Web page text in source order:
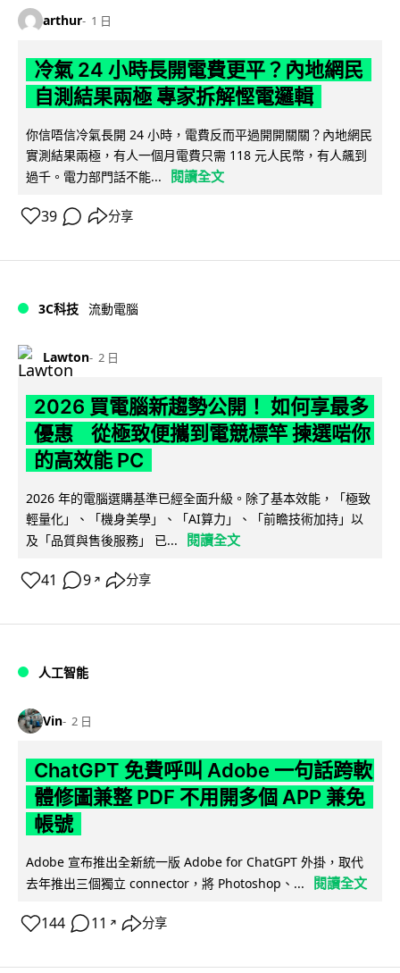
arthur 1 日
冷氣 24 小時長開電費更平？內地網民
自測結果兩極 專家拆解慳電邏輯
你信唔信冷氣長開 24 小時，電費反而平過開開關關？內地網民
實測結果兩極，有人一個月電費只需 118 元人民幣，有人飆到
過千。電力部門話不能...
閱讀全文
39 分享
3C科技 流動電腦
Lawton 2 日
2026 買電腦新趨勢公開！ 如何享最多
優惠 從極致便攜到電競標竿 揀選啱你
的高效能 PC
2026 年的電腦選購基準已經全面升級。除了基本效能，「極致
輕量化」、「機身美學」、「AI算力」、「前瞻技術加持」以
及「品質與售後服務」 已...
閱讀全文
41 9 ↗ 分享
人工智能
Vin 2 日
ChatGPT 免費呼叫 Adobe 一句話跨軟
體修圖兼整 PDF 不用開多個 APP 兼免
帳號
Adobe 宣布推出全新統一版 Adobe for ChatGPT 外掛，取代
去年推出三個獨立 connector，將 Photoshop、...
閱讀全文
144 11 ↗ 分享